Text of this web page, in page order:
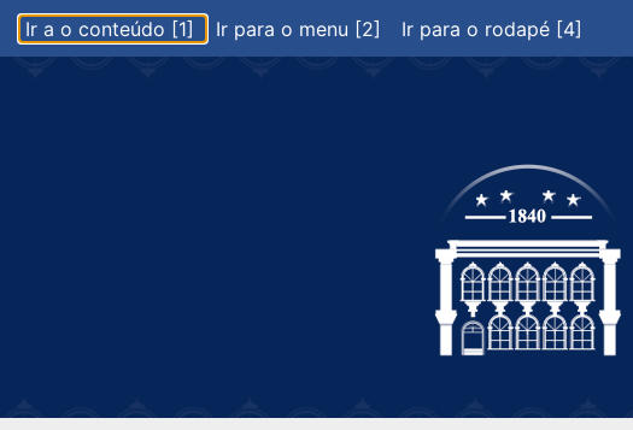
Ir a o conteúdo [1] Ir para o menu [2] Ir para o rodapé [4]